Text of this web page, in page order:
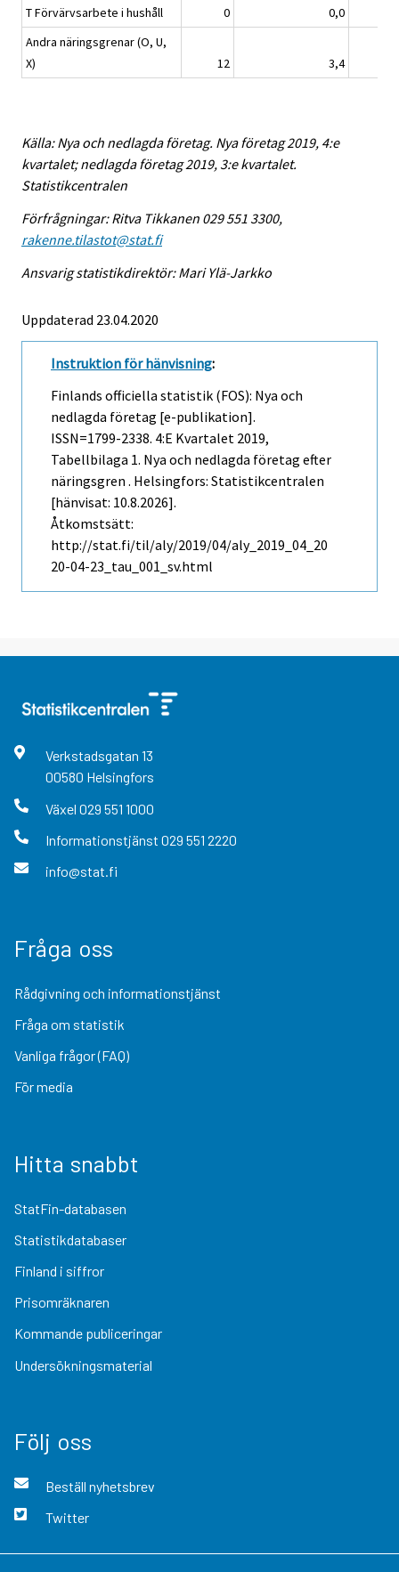
T Förvärvsarbete i hushåll
0
0,0
Andra näringsgrenar (O, U,
X)
12 3,4
Källa: Nya och nedlagda företag. Nya företag 2019, 4:e
kvartalet; nedlagda företag 2019, 3:e kvartalet.
Statistikcentralen
Förfrågningar: Ritva Tikkanen 029 551 3300,
rakenne.tilastot@stat.fi
Ansvarig statistikdirektör: Mari Ylä-Jarkko
Uppdaterad 23.04.2020
Instruktion för hänvisning:
Finlands officiella statistik (FOS): Nya och
nedlagda företag [e-publikation].
ISSN=1799-2338. 4:e Kvartalet 2019,
Tabellbilaga 1. Nya och nedlagda företag efter
näringsgren . Helsingfors: Statistikcentralen
[hänvisat: 10.8.2026].
Åtkomstsätt:
http://stat.fi/til/aly/2019/04/aly_2019_04_20
20-04-23_tau_001_sv.html
Verkstadsgatan 13
00580 Helsingfors
Växel 029 551 1000
Informationstjänst 029 551 2220
info@stat.fi
Fråga oss
Rådgivning och informationstjänst
Fråga om statistik
Vanliga frågor (FAQ)
För media
Hitta snabbt
StatFin-databasen
Statistikdatabaser
Finland i siffror
Prisomräknaren
Kommande publiceringar
Undersökningsmaterial
Följ oss
Beställ nyhetsbrev
Twitter